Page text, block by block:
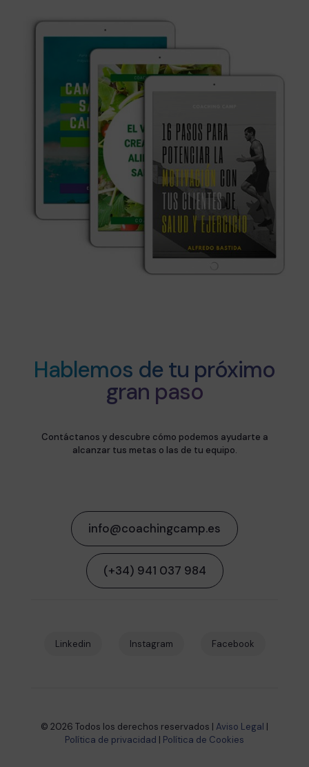
Hablemos de tu próximo
gran paso
Contáctanos y descubre cómo podemos ayudarte a
alcanzar tus metas o las de tu equipo.
info@coachingcamp.es
(+34) 941 037 984
Linkedin Instagram Facebook
© 2026 Todos los derechos reservados | Aviso Legal |
Política de privacidad | Política de Cookies